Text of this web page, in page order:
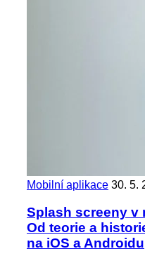
Mobilní aplikace 30. 5.
Splash screeny v
Od teorie a
na iOS a Androidu